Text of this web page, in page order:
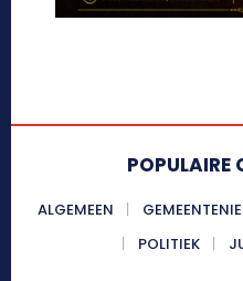
POPULAIRE
ALGEMEEN
POLITIEK